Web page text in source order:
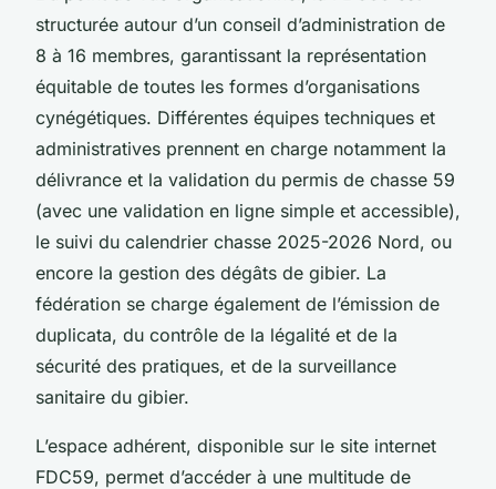
structurée autour d’un conseil d’administration de
8 à 16 membres, garantissant la représentation
équitable de toutes les formes d’organisations
cynégétiques. Différentes équipes techniques et
administratives prennent en charge notamment la
délivrance et la validation du permis de chasse 59
(avec une validation en ligne simple et accessible),
le suivi du calendrier chasse 2025-2026 Nord, ou
encore la gestion des dégâts de gibier. La
fédération se charge également de l’émission de
duplicata, du contrôle de la légalité et de la
sécurité des pratiques, et de la surveillance
sanitaire du gibier.
L’espace adhérent, disponible sur le site internet
FDC59, permet d’accéder à une multitude de